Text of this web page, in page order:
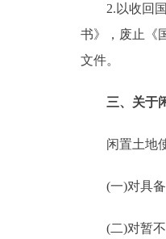
2.以收回国
书》，废止《
文件。
三、关于
闲置土地使
(一)对具备
(二)对暂不